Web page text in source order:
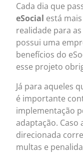
Cada dia que
eSocial está
realidade para
possui uma
benefícios do
esse projeto
Já para aqueles
é importante
implementação
adaptação. Caso
direcionada
multas e